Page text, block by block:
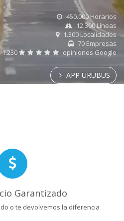
450.000 Horarios
12.300 Líneas
1.300 Localidades
70 Empresas
1.230
opiniones Google
APP URUBUS
Garantizado
o te devolvemos la diferencia